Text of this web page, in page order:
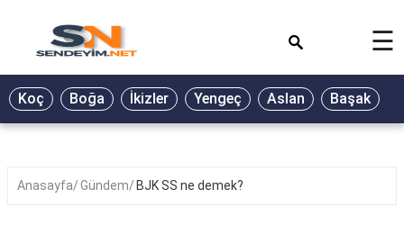
BİYOGRAFİ
GALERİ
☰
Koç Boğa İkizler Yengeç Aslan Başak
Anasayfa Gündem BJK SS ne demek?